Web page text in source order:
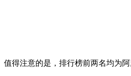
值得注意的是，排行榜前两名均为